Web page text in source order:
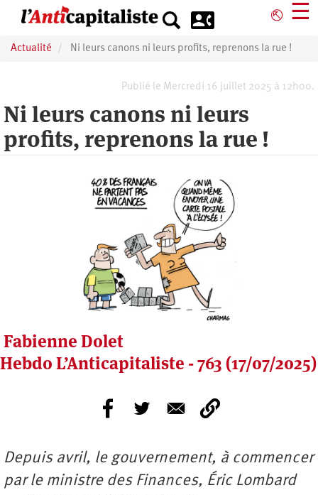
principal
⎋ ☰
Actualité Ni leurs canons ni leurs profits, reprenons la rue !
Publié le Mercredi 16 juillet 2025 à 12h00.
Ni leurs canons ni leurs
profits, reprenons la rue !
Fabienne Dolet
Hebdo L’Anticapitaliste - 763 (17/07/2025)
Depuis avril, le gouvernement, à commencer
par le ministre des Finances, Éric Lombard